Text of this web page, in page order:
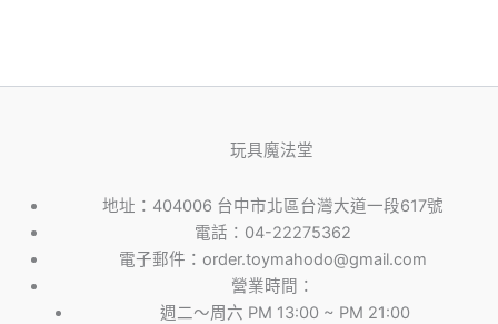
玩具魔法堂
地址：404006 台中市北區台灣大道一段617號
電話：04-22275362
電子郵件：order.toymahodo@gmail.com
營業時間：
週二～周六 PM 13:00 ~ PM 21:00